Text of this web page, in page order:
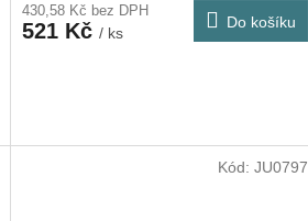
430,58 Kč bez DPH
521 Kč / ks
Do košíku
Kód: JU0797